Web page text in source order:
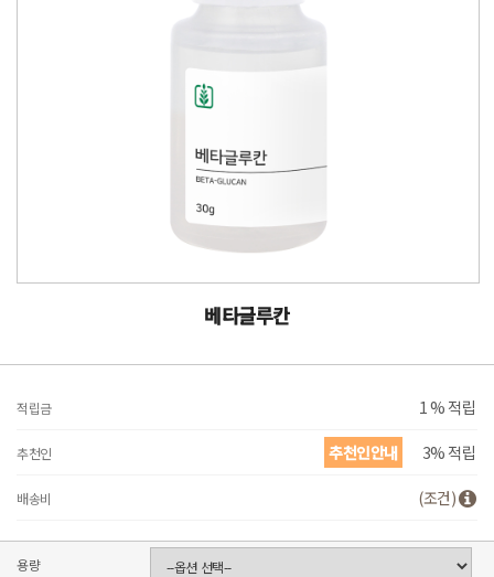
베타글루칸
적립금 1 % 적립
추천인 추천인안내 3% 적립
배송비 (조건)
용량